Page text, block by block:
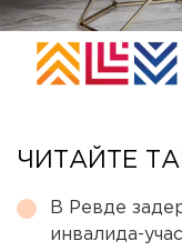
ЧИТАЙТЕ
В Ревде
инвалида-